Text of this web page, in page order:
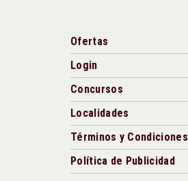
Ofertas
Login
Concursos
Localidades
Términos y Condiciones
Política de Publicidad